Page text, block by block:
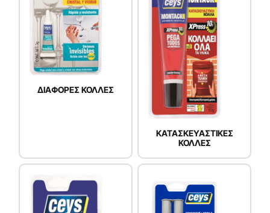
ΔΙΑΦΟΡΕΣ ΚΟΛΛΕΣ
ΚΑΤΑΣΚΕΥΑΣΤΙΚΕΣ
ΚΟΛΛΕΣ